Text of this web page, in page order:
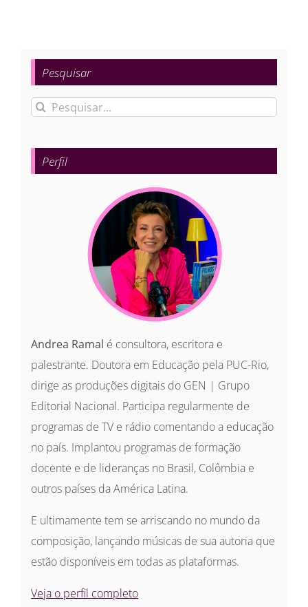
Pesquisar
Buscar
para:
Perfil
Andrea Ramal é consultora, escritora e
palestrante. Doutora em Educação pela PUC-Rio,
dirige as produções digitais do GEN | Grupo
Editorial Nacional. Participa regularmente de
programas de TV e rádio comentando a educação
no país. Implantou programas de formação
docente e de lideranças no Brasil, Colômbia e
outros países da América Latina.
E ultimamente tem se arriscando no mundo da
composição, lançando músicas de sua autoria que
estão disponíveis em todas as plataformas.
Veja o perfil completo